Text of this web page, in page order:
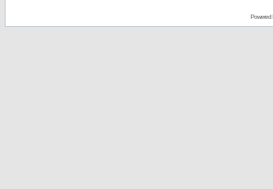
Powered